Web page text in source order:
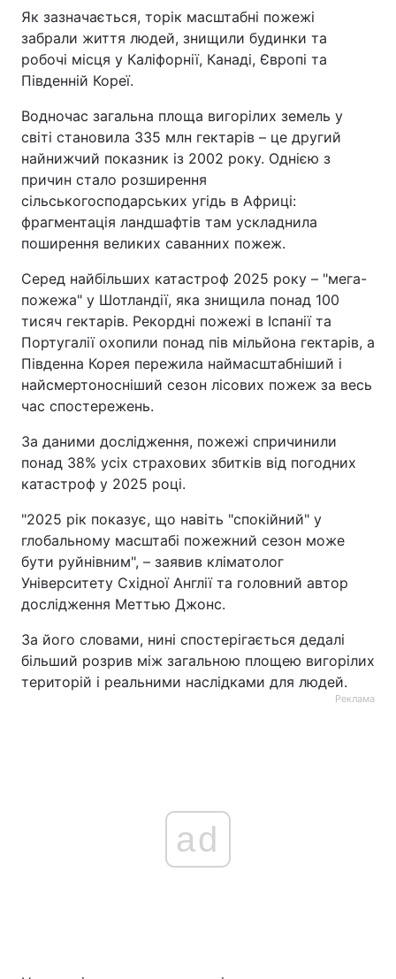
Як зазначається, торік масштабні пожежі
забрали життя людей, знищили будинки та
робочі місця у Каліфорнії, Канаді, Європі та
Південній Кореї.
Водночас загальна площа вигорілих земель у
світі становила 335 млн гектарів – це другий
найнижчий показник із 2002 року. Однією з
причин стало розширення
сільськогосподарських угідь в Африці:
фрагментація ландшафтів там ускладнила
поширення великих саванних пожеж.
Серед найбільших катастроф 2025 року – "мега-
пожежа" у Шотландії, яка знищила понад 100
тисяч гектарів. Рекордні пожежі в Іспанії та
Португалії охопили понад пів мільйона гектарів, а
Південна Корея пережила наймасштабніший і
найсмертоносніший сезон лісових пожеж за весь
час спостережень.
За даними дослідження, пожежі спричинили
понад 38% усіх страхових збитків від погодних
катастроф у 2025 році.
"2025 рік показує, що навіть "спокійний" у
глобальному масштабі пожежний сезон може
бути руйнівним", – заявив кліматолог
Університету Східної Англії та головний автор
дослідження Меттью Джонс.
За його словами, нині спостерігається дедалі
більший розрив між загальною площею вигорілих
територій і реальними наслідками для людей.
Реклама
ad